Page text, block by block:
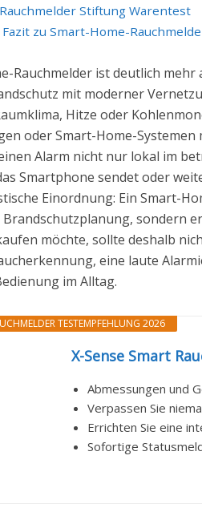
Stiftung Warentest
zu Smart-Home-
Rauchmelder ist deutlich
mit moderner
Hitze oder
oder Smart-Home-
Alarm nicht nur lokal im
Smartphone sendet oder
Einordnung: Ein Smart-
sondern
möchte, sollte deshalb
eine laute
im Alltag.
TESTEMPFEHLUNG 2026
X-Sense Smart
Abmessungen und
Verpassen Sie
Errichten Sie eine
Sofortige